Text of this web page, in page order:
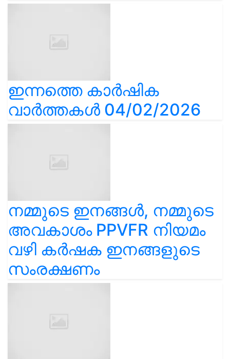
ഇന്നത്തെ കാർഷിക
വാർത്തകൾ 04/02/2026
നമ്മുടെ ഇനങ്ങൾ, നമ്മുടെ
അവകാശം PPVFR നിയമം
വഴി കർഷക ഇനങ്ങളുടെ
സംരക്ഷണം